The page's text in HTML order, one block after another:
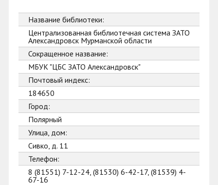
Название библиотеки:
Централизованная библиотечная система ЗАТО
Александровск Мурманской области
Сокращенное название:
МБУК "ЦБС ЗАТО Александровск"
Почтовый индекс:
184650
Город:
Полярный
Улица, дом:
Сивко, д. 11
Телефон:
8 (81551) 7-12-24, (81530) 6-42-17, (81539) 4-
67-16